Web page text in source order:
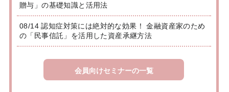
贈与」の基礎知識と活用法
08/14 認知症対策には絶対的な効果！ 金融資産家のため
の「民事信託」を活用した資産承継方法
会員向けセミナーの一覧